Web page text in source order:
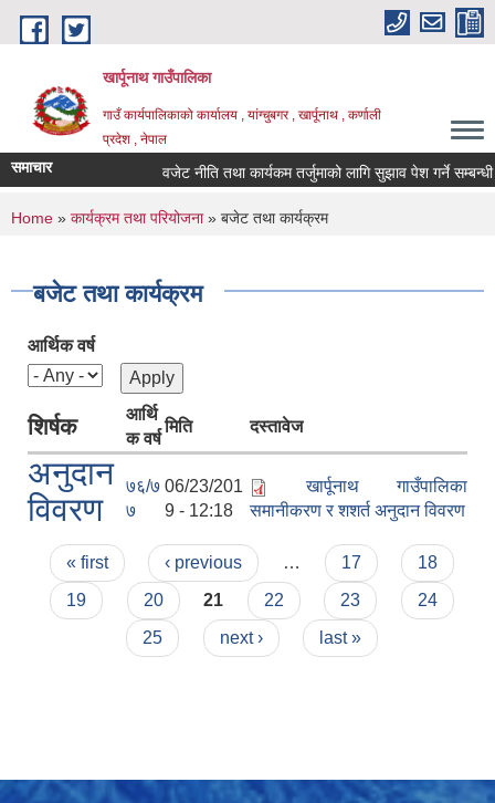
Skip to main content
खार्पूनाथ गाउँपालिका
गाउँ कार्यपालिकाको कार्यालय , यांग्चुबगर , खार्पूनाथ , कर्णाली
प्रदेश , नेपाल
समाचार वजेट नीति तथा कार्यकम तर्जुमाको लागि सुझाव पेश गर्ने सम्बन्धी
You are here
Home » कार्यक्रम तथा परियोजना» बजेट तथा कार्यक्रम
बजेट तथा कार्यक्रम
आर्थिक वर्ष
शिर्षक
आर्थि
क वर्ष
मिति दस्तावेज
अनुदान
विवरण
७६/७
७
06/23/201
9 - 12:18
खार्पूनाथ गाउँपालिका
समानीकरण र शशर्त अनुदान विवरण
Pages
« first ‹ previous … 17
18
19
20 21 22 23
24
25
next › last »